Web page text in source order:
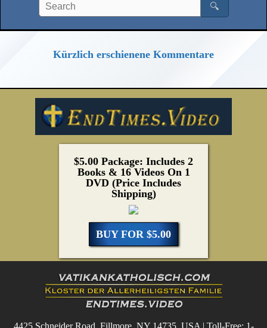
🔍
Kürzlich erschienene Kommentare
$5.00 Package: Includes 2
Books & 16 Videos On 1
DVD (Price Includes
Shipping)
BUY FOR $5.00
4425 Schneider Road, Fillmore, NY 14735, USA | Toll-Free: 1-